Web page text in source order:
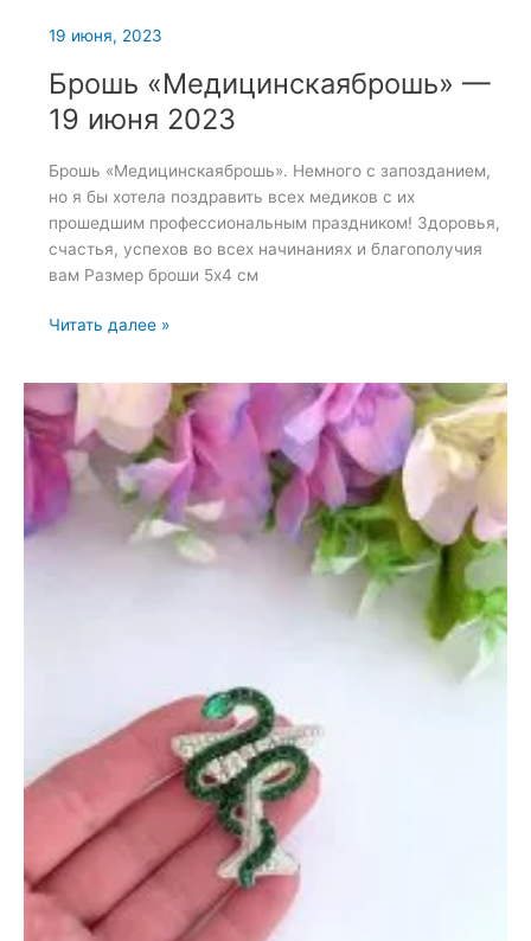
19 июня, 2023
Брошь «Медицинскаяброшь» —
19 июня 2023
Брошь «Медицинскаяброшь». Немного с запозданием,
но я бы хотела поздравить всех медиков с их
прошедшим профессиональным праздником! Здоровья,
счастья, успехов во всех начинаниях и благополучия
вам Размер броши 5х4 см
Брошь
июня
2023
Читать далее »